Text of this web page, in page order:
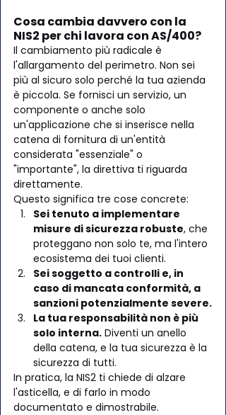
Cosa cambia davvero con la
NIS2 per chi lavora con AS/400?
Il cambiamento più radicale è
l'allargamento del perimetro. Non sei
più al sicuro solo perché la tua azienda
è piccola. Se fornisci un servizio, un
componente o anche solo
un'applicazione che si inserisce nella
catena di fornitura di un'entità
considerata "essenziale" o
"importante", la direttiva ti riguarda
direttamente.
Questo significa tre cose concrete:
Sei tenuto a implementare
misure di sicurezza robuste, che
proteggano non solo te, ma l'intero
ecosistema dei tuoi clienti.
Sei soggetto a controlli e, in
caso di mancata conformità, a
sanzioni potenzialmente severe.
La tua responsabilità non è più
solo interna. Diventi un anello
della catena, e la tua sicurezza è la
sicurezza di tutti.
In pratica, la NIS2 ti chiede di alzare
l'asticella, e di farlo in modo
documentato e dimostrabile.